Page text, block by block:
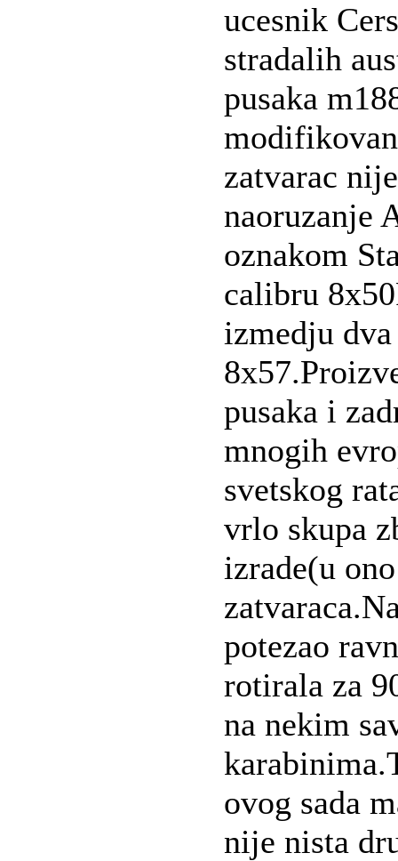
ucesnik
stradalih
pusaka
zatvarac
naoruzanje
oznakom
calibru
izmedju
pusaka i
mnogih
svetskog
vrlo skupa
izrade(u
potezao
rotirala za
na nekim
ovog sada
nije nista